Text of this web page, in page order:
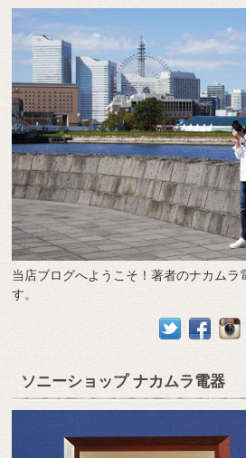
当店ブログへようこそ！著者のナカムラ
す。
ソニーショップ ナカムラ電器